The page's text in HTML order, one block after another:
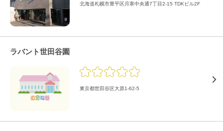
北海道札幌市豊平区月寒中央通7丁目2-15 TDKビル2F
ラバント世田谷園
東京都世田谷区大原1-62-5